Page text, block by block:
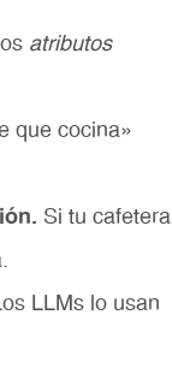
atributos
que cocina»
Si tu cafetera
LLMs lo usan